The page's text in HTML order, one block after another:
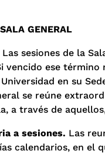
GENERAL
Las sesiones de la
vencido ese
en su
se reúne
a través de
a sesiones. Las
calendarios, en el